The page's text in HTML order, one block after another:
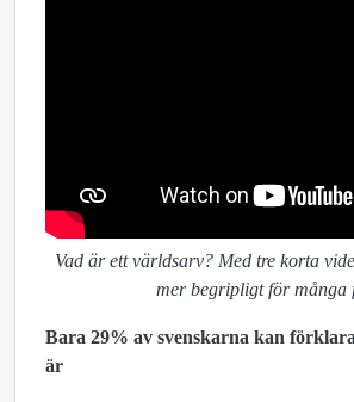
Vad är ett världsarv? Med tre korta
mer begripligt för många
Bara 29% av svenskarna kan
är